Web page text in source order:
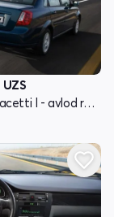
UZS
Chevrolet Lacetti I - avlod restyling